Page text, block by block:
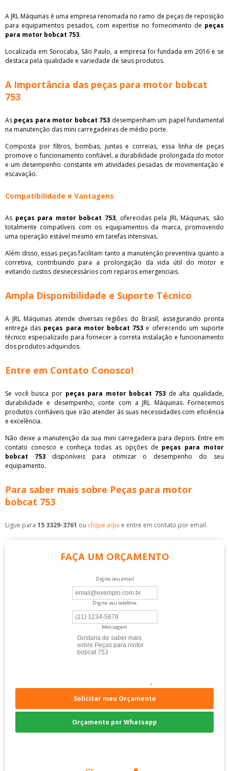
A JRL Máquinas é uma empresa renomada no ramo de peças de reposição
para equipamentos pesados, com expertise no fornecimento de peças
para motor bobcat 753.
Localizada em Sorocaba, São Paulo, a empresa foi fundada em 2016 e se
destaca pela qualidade e variedade de seus produtos.
A Importância das peças para motor bobcat
753
As peças para motor bobcat 753 desempenham um papel fundamental
na manutenção das mini carregadeiras de médio porte.
Composta por filtros, bombas, juntas e correias, essa linha de peças
promove o funcionamento confiável, a durabilidade prolongada do motor
e um desempenho constante em atividades pesadas de movimentação e
escavação.
Compatibilidade e Vantagens
As peças para motor bobcat 753, oferecidas pela JRL Máquinas, são
totalmente compatíveis com os equipamentos da marca, promovendo
uma operação estável mesmo em tarefas intensivas.
Além disso, essas peças facilitam tanto a manutenção preventiva quanto a
corretiva, contribuindo para a prolongação da vida útil do motor e
evitando custos desnecessários com reparos emergenciais.
Ampla Disponibilidade e Suporte Técnico
A JRL Máquinas atende diversas regiões do Brasil, assegurando pronta
entrega das peças para motor bobcat 753 e oferecendo um suporte
técnico especializado para fornecer a correta instalação e funcionamento
dos produtos adquiridos.
Entre em Contato Conosco!
Se você busca por peças para motor bobcat 753 de alta qualidade,
durabilidade e desempenho, conte com a JRL Máquinas. Fornecemos
produtos confiáveis que irão atender às suas necessidades com eficiência
e excelência.
Não deixe a manutenção da sua mini carregadeira para depois. Entre em
contato conosco e conheça todas as opções de peças para motor
bobcat 753disponíveis para otimizar o desempenho do seu
equipamento.
Para saber mais sobre Peças para motor
bobcat 753
Ligue para 15 3329-3761 ou clique aqui e entre em contato por email.
FAÇA UM ORÇAMENTO
Digite seu email
Digite seu telefone
Mensagem
Solicitar meu Orçamento
Orçamento por Whatsapp